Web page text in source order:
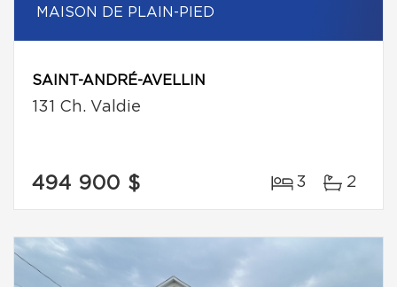
MAISON DE PLAIN-PIED
SAINT-ANDRÉ-AVELLIN
131 Ch. Valdie
494 900 $ 3 2